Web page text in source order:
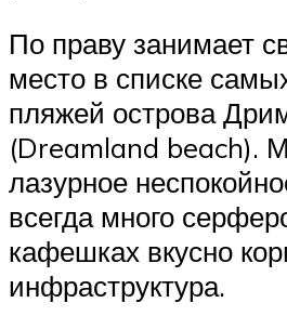
По праву занимает
место в списке
пляжей острова
(Dreamland beach).
лазурное
всегда много
кафешках вкусно
инфраструктура.